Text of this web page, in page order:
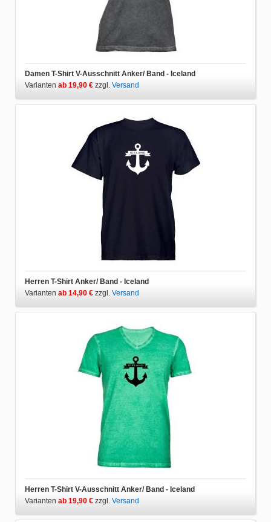
Damen T-Shirt V-Ausschnitt Anker/ Band - Iceland
Varianten ab 19,90 € zzgl. Versand
Herren T-Shirt Anker/ Band - Iceland
Varianten ab 14,90 € zzgl. Versand
Herren T-Shirt V-Ausschnitt Anker/ Band - Iceland
Varianten ab 19,90 € zzgl. Versand